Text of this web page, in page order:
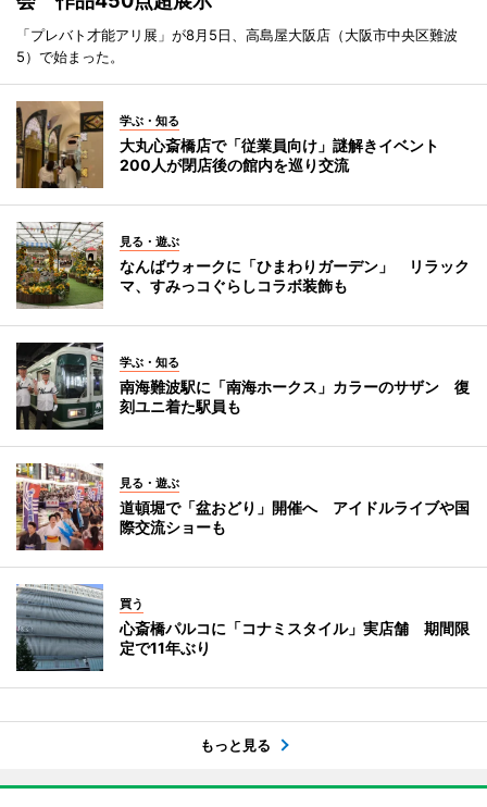
「プレバト才能アリ展」が8月5日、高島屋大阪店（大阪市中央区難波
5）で始まった。
学ぶ・知る
大丸心斎橋店で「従業員向け」謎解きイベント
200人が閉店後の館内を巡り交流
見る・遊ぶ
なんばウォークに「ひまわりガーデン」 リラック
マ、すみっコぐらしコラボ装飾も
学ぶ・知る
南海難波駅に「南海ホークス」カラーのサザン 復
刻ユニ着た駅員も
見る・遊ぶ
道頓堀で「盆おどり」開催へ アイドルライブや国
際交流ショーも
買う
心斎橋パルコに「コナミスタイル」実店舗 期間限
定で11年ぶり
もっと見る